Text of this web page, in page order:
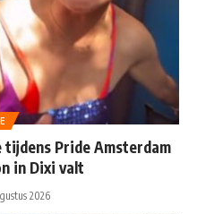
Pride Amsterdam
in Dixi valt
2026